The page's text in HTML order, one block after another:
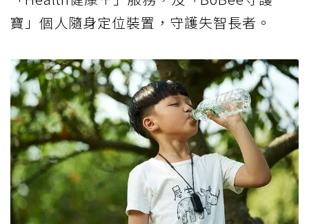
寶」個人隨身定位裝置，守護失智長者。